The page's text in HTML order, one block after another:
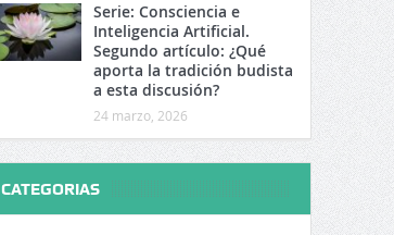
Serie: Consciencia e
Inteligencia Artificial.
Segundo artículo: ¿Qué
aporta la tradición budista
a esta discusión?
24 marzo, 2026
CATEGORIAS